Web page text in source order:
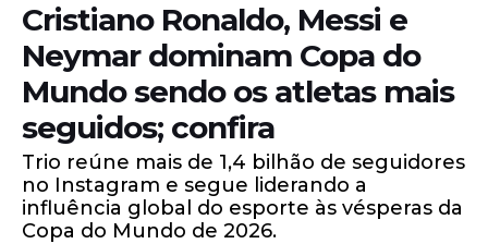
Cristiano Ronaldo, Messi e
Neymar dominam Copa do
Mundo sendo os atletas mais
seguidos; confira
Trio reúne mais de 1,4 bilhão de seguidores
no Instagram e segue liderando a
influência global do esporte às vésperas da
Copa do Mundo de 2026.